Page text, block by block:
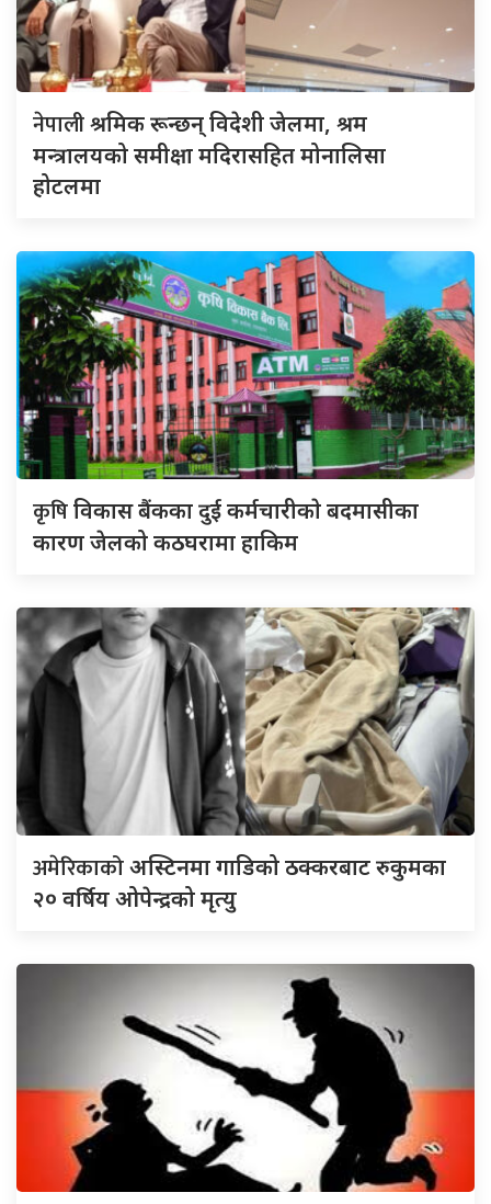
नेपालीश्रमिक रून्छन् विदेशी जेलमा, श्रम
मन्त्रालयको समीक्षा मदिरासहित मोनालिसा
होटलमा
कृषिविकास बैंकका दुई कर्मचारीकाे बदमासीका
कारण जेलको कठघरामा हाकिम
अमेरिकाकोअस्टिनमा गाडिको ठक्करबाट रुकुमका
२० वर्षिय ओपेन्द्रको मृत्यु